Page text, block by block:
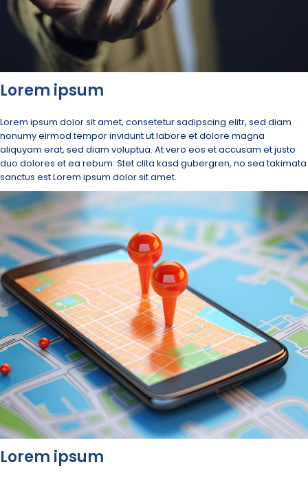
Lorem ipsum
Lorem ipsum dolor sit amet, consetetur sadipscing elitr, sed diam
nonumy eirmod tempor invidunt ut labore et dolore magna
aliquyam erat, sed diam voluptua. At vero eos et accusam et justo
duo dolores et ea rebum. Stet clita kasd gubergren, no sea takimata
sanctus est Lorem ipsum dolor sit amet.
Lorem ipsum